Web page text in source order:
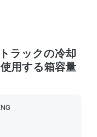
ラックの冷却
用する箱容量